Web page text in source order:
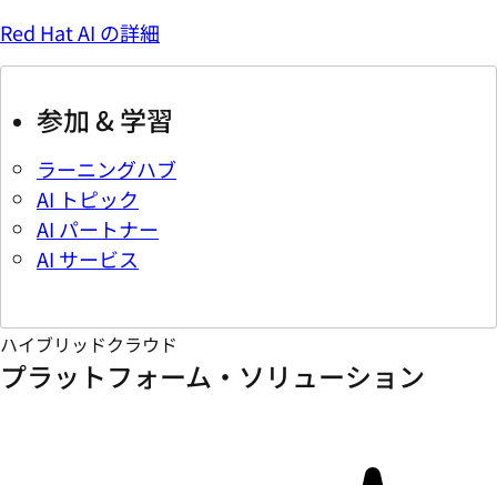
Red Hat AI の詳細
参加 & 学習
ラーニングハブ
AI トピック
AI パートナー
AI サービス
ハイブリッドクラウド
プラットフォーム・ソリューション